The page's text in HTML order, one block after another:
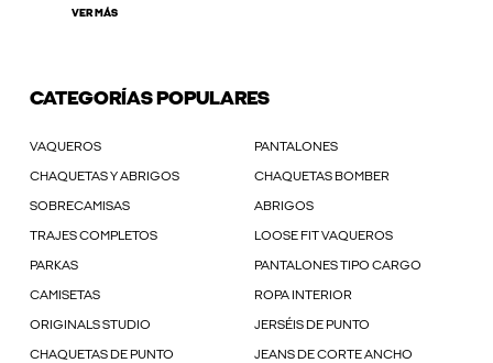
VER MÁS
CATEGORÍAS POPULARES
VAQUEROS PANTALONES
CHAQUETAS Y ABRIGOS CHAQUETAS BOMBER
SOBRECAMISAS ABRIGOS
TRAJES COMPLETOS LOOSE FIT VAQUEROS
PARKAS PANTALONES TIPO CARGO
CAMISETAS ROPA INTERIOR
ORIGINALS STUDIO JERSÉIS DE PUNTO
CHAQUETAS DE PUNTO JEANS DE CORTE ANCHO